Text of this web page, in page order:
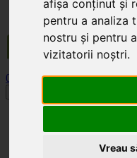
afișa conținut și
pentru a analiza
nostru și pentru
vizitatorii noștri.
Vreau
Transportul este GRATUIT pentru
valoare de 100
0
Categorii